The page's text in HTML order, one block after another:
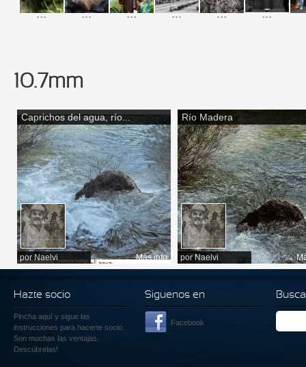
... ... ... ... ... ...
10.7mm
Caprichos del agua, río...
porNaelvi Más info
Río Madera
porNaelvi
Hazte socio
Pincha aquí y sigue las
instrucciones para hacerte socio.
Son muchas las ventajas.
Descúbrelas!
Siguenos en
Facebook